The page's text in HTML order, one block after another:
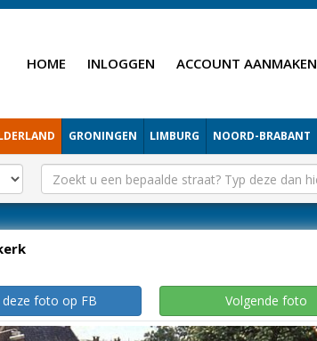
HOME INLOGGEN ACCOUNT AANMAKEN
GRONINGEN LIMBURG NOORD-BRABANT
deze foto op FB Volgende foto